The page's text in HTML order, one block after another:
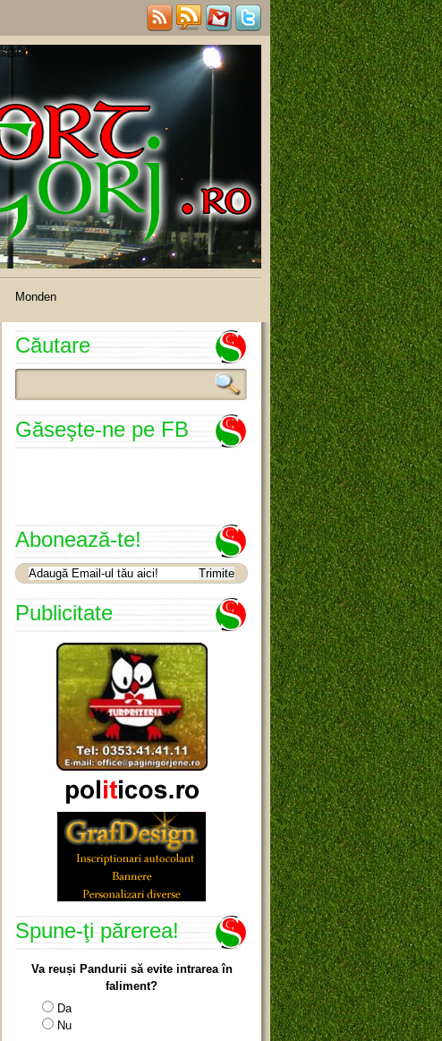
Monden
Căutare
Găseşte-ne pe FB
Abonează-te!
Publicitate
Spune-ţi părerea!
Va reuși Pandurii să evite intrarea în
faliment?
Da
Nu